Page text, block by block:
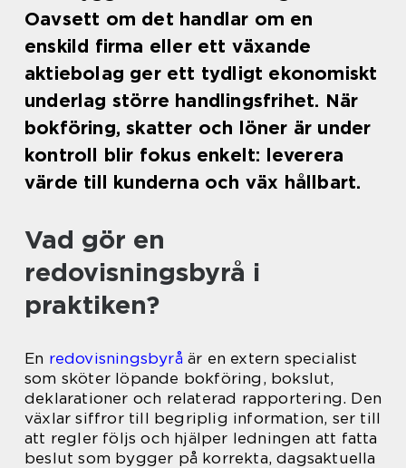
Oavsett om det handlar om en
enskild firma eller ett växande
aktiebolag ger ett tydligt ekonomiskt
underlag större handlingsfrihet. När
bokföring, skatter och löner är under
kontroll blir fokus enkelt: leverera
värde till kunderna och väx hållbart.
Vad gör en
redovisningsbyrå i
praktiken?
En redovisningsbyrå är en extern specialist
som sköter löpande bokföring, bokslut,
deklarationer och relaterad rapportering. Den
växlar siffror till begriplig information, ser till
att regler följs och hjälper ledningen att fatta
beslut som bygger på korrekta, dagsaktuella